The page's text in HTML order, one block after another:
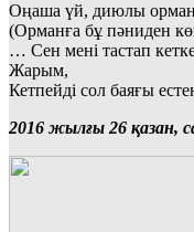
Оңаша үй, диюлы орман
(Орманға бұ пәниден
… Сен мені тастап
Жарым,
Кетпейді сол баяғы
2016 жылғы 26 қазан,